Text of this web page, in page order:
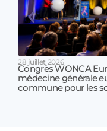
28 juillet 2026
Congrès WONCA
médecine générale
commune pour les